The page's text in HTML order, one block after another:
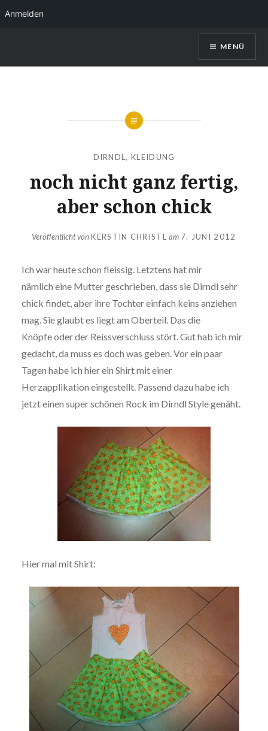
InhaltKerstin Christl
MENÜ
DIRNDL, KLEIDUNG
noch nicht ganz fertig,
aber schon chick
Veröffentlicht vonKERSTIN CHRISTL am 7. JUNI 2012
Ich war heute schon fleissig. Letztens hat mir
nämlich eine Mutter geschrieben, dass sie Dirndl sehr
chick findet, aber ihre Tochter einfach keins anziehen
mag. Sie glaubt es liegt am Oberteil. Das die
Knöpfe oder der Reissverschluss stört. Gut hab ich mir
gedacht, da muss es doch was geben. Vor ein paar
Tagen habe ich hier ein Shirt mit einer
Herzapplikation eingestellt. Passend dazu habe ich
jetzt einen super schönen Rock im Dirndl Style genäht.
Hier mal mit Shirt:
Anmelden